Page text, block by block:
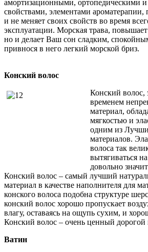
амортизационными, ортопедическими
свойствами, элементами ароматерапии,
и не меняет своих свойств во время
эксплуатации. Морская трава,
но и делает Ваш сон сладким,
привнося в него легкий морской бриз.
Конский волос
Конский волос,
временем
материал,
мягкостью и
одним из
материалов.
волоса так
вытягиваться
довольно
Конский волос – самый лучший
материал в качестве наполнителя для
конского волоса подобна структуре
конский волос хорошо пропускает
влагу, оставаясь на ощупь сухим, и
Конский волос – очень ценный дорогой
Ватин